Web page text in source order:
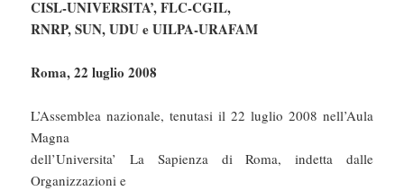
CISL-UNIVERSITA’, FLC-CGIL,
RNRP, SUN, UDU e UILPA-URAFAM
Roma, 22 luglio 2008
L’Assemblea nazionale, tenutasi il 22 luglio 2008 nell’Aula
Magna
dell’Universita’ La Sapienza di Roma, indetta dalle
Organizzazioni e